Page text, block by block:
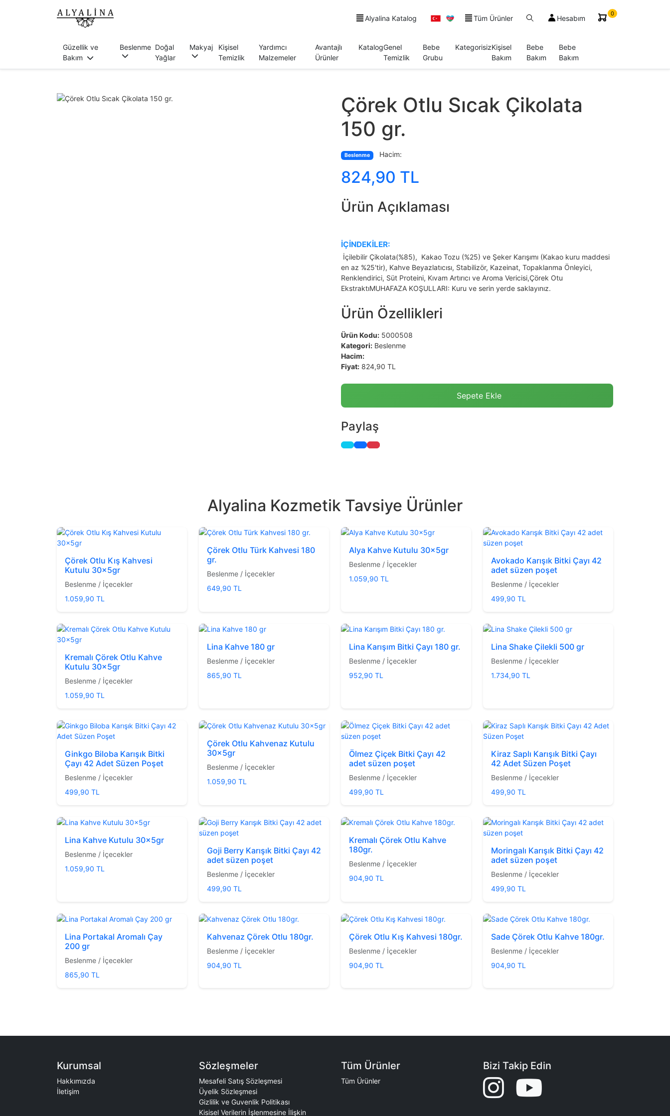
Alyalina Katalog Tüm Ürünler Hesabım
0
Güzellik ve
Bakım
Beslenme Doğal
Yağlar
Makyaj
Kişisel
Temizlik
Yardımcı
Malzemeler
Avantajlı
Ürünler
KatalogGenel
Temizlik
Bebe
Grubu
KategorisizKişisel
Bakım
Bebe
Bakım
Bebe
Bakım
Çörek Otlu Sıcak Çikolata
150 gr.
Beslenme Hacim:
824,90 TL
Ürün Açıklaması
İÇİNDEKİLER:
İçilebilir Çikolata(%85), Kakao Tozu (%25) ve Şeker Karışımı (Kakao kuru maddesi
en az %25'tir), Kahve Beyazlatıcısı, Stabilizör, Kazeinat, Topaklanma Önleyici,
Renklendirici, Süt Proteini, Kıvam Artırıcı ve Aroma Vericisi,Çörek Otu
EkstraktıMUHAFAZA KOŞULLARI: Kuru ve serin yerde saklayınız.
Ürün Özellikleri
Ürün Kodu: 5000508
Kategori: Beslenme
Hacim:
Fiyat: 824,90 TL
Sepete Ekle
Paylaş
Alyalina Kozmetik Tavsiye Ürünler
Çörek Otlu Kış Kahvesi
Kutulu 30x5gr
Beslenme / İçecekler
1.059,90 TL
Çörek Otlu Türk Kahvesi 180
gr.
Beslenme / İçecekler
649,90 TL
Alya Kahve Kutulu 30x5gr
Beslenme / İçecekler
1.059,90 TL
Avokado Karışık Bitki Çayı 42
adet süzen poşet
Beslenme / İçecekler
499,90 TL
Kremalı Çörek Otlu Kahve
Kutulu 30x5gr
Beslenme / İçecekler
1.059,90 TL
Lina Kahve 180 gr
Beslenme / İçecekler
865,90 TL
Lina Karışım Bitki Çayı 180 gr.
Beslenme / İçecekler
952,90 TL
Lina Shake Çilekli 500 gr
Beslenme / İçecekler
1.734,90 TL
Ginkgo Biloba Karışık Bitki
Çayı 42 Adet Süzen Poşet
Beslenme / İçecekler
499,90 TL
Çörek Otlu Kahvenaz Kutulu
30x5gr
Beslenme / İçecekler
1.059,90 TL
Ölmez Çiçek Bitki Çayı 42
adet süzen poşet
Beslenme / İçecekler
499,90 TL
Kiraz Saplı Karışık Bitki Çayı
42 Adet Süzen Poşet
Beslenme / İçecekler
499,90 TL
Lina Kahve Kutulu 30x5gr
Beslenme / İçecekler
1.059,90 TL
Goji Berry Karışık Bitki Çayı 42
adet süzen poşet
Beslenme / İçecekler
499,90 TL
Kremalı Çörek Otlu Kahve
180gr.
Beslenme / İçecekler
904,90 TL
Moringalı Karışık Bitki Çayı 42
adet süzen poşet
Beslenme / İçecekler
499,90 TL
Lina Portakal Aromalı Çay
200 gr
Beslenme / İçecekler
865,90 TL
Kahvenaz Çörek Otlu 180gr.
Beslenme / İçecekler
904,90 TL
Çörek Otlu Kış Kahvesi 180gr.
Beslenme / İçecekler
904,90 TL
Sade Çörek Otlu Kahve 180gr.
Beslenme / İçecekler
904,90 TL
Kurumsal
Hakkımızda
İletişim
Sözleşmeler
Mesafeli Satış Sözleşmesi
Üyelik Sözleşmesi
Gizlilik ve Guvenlik Politikası
Kisisel Verilerin İşlenmesine İlişkin
Tüm Ürünler
Tüm Ürünler
Bizi Takip Edin